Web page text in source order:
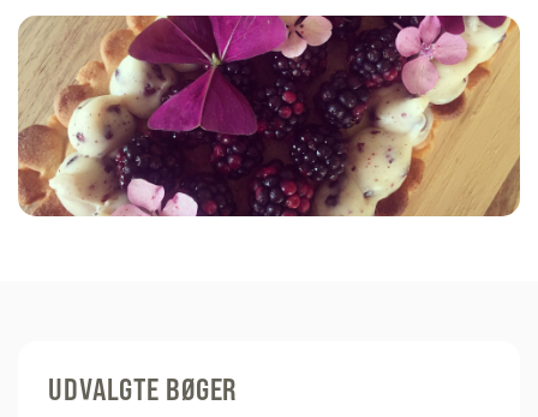
UDVALGTE BØGER